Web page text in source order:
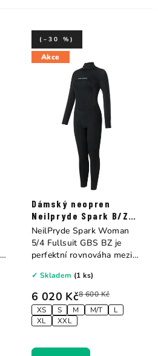
Akce
Dámský neopren
Neilpryde Spark B/Z
5/4
6 020 Kč8 600 Kč
(–30 %)
XS S M M/T
L
XL
XXL
✓ Skladem (1 ks)
NeilPryde Spark Woman
5/4 Fullsuit GBS BZ je
perfektní rovnováha mezi